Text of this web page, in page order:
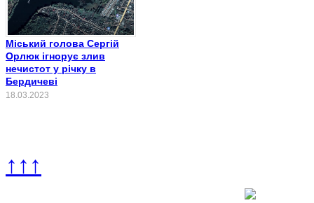
Міський голова Сергій
Орлюк ігнорує злив
нечистот у річку в
Бердичеві
18.03.2023
↑↑↑